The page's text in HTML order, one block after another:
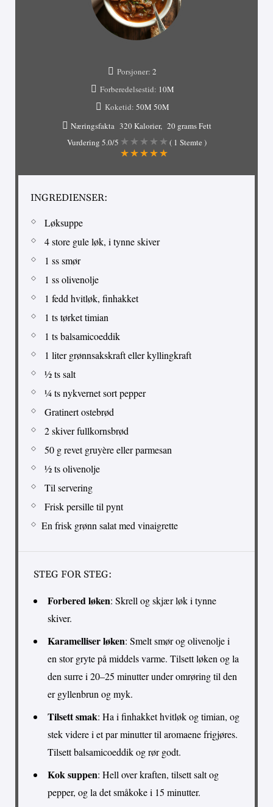
Porsjoner: 2
Forberedelsestid: 10M
Koketid: 50M 50M
Næringsfakta 320 Kalorier
20 grams Fett
Vurdering 5.0/5 ( 1 Stemte )
INGREDIENSER:
Løksuppe
4 store gule løk, i tynne skiver
1 ss smør
1 ss olivenolje
1 fedd hvitløk, finhakket
1 ts tørket timian
1 ts balsamicoeddik
1 liter grønnsakskraft eller kyllingkraft
½ ts salt
¼ ts nykvernet sort pepper
Gratinert ostebrød
2 skiver fullkornsbrød
50 g revet gruyère eller parmesan
½ ts olivenolje
Til servering
Frisk persille til pynt
En frisk grønn salat med vinaigrette
STEG FOR STEG:
Forbered løken: Skrell og skjær løk i tynne
skiver.
Karamelliser løken: Smelt smør og olivenolje i
en stor gryte på middels varme. Tilsett løken og la
den surre i 20–25 minutter under omrøring til den
er gyllenbrun og myk.
Tilsett smak: Ha i finhakket hvitløk og timian, og
stek videre i et par minutter til aromaene frigjøres.
Tilsett balsamicoeddik og rør godt.
Kok suppen: Hell over kraften, tilsett salt og
pepper, og la det småkoke i 15 minutter.